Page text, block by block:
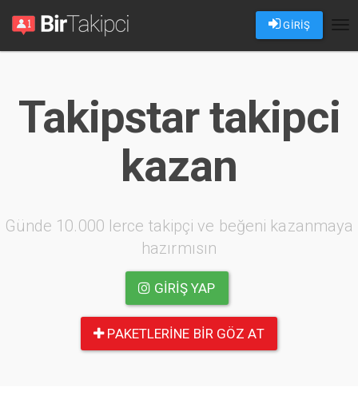
GİRİŞ
Takipstar takipci
kazan
Günde 10.000 lerce takipçi ve beğeni kazanmaya
hazırmısın
GIRIŞ YAP
PAKETLERINE BIR GÖZ AT